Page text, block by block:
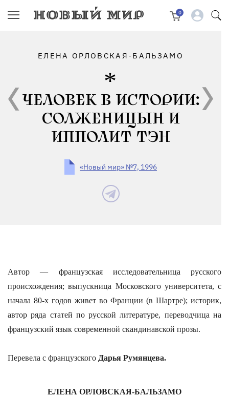
0
ЕЛЕНА ОРЛОВСКАЯ-БАЛЬЗАМО
ЧЕЛОВЕК В ИСТОРИИ:
СОЛЖЕНИЦЫН И
ИППОЛИТ ТЭН
«Новый мир» №7, 1996
Автор — французская исследовательница русского
происхождения; выпускница Московского университета, с
начала 80-х годов живет во Франции (в Шартре); историк,
автор ряда статей по русской литературе, переводчица на
французский язык современной скандинавской прозы.
Перевела с французского Дарья Румянцева.
ЕЛЕНА ОРЛОВСКАЯ-БАЛЬЗАМО